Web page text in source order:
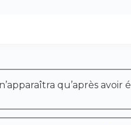
qu’après avoir